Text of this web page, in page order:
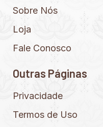
Sobre Nós
Loja
Fale Conosco
Outras Páginas
Privacidade
Termos de Uso